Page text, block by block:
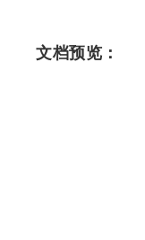
文档预览：